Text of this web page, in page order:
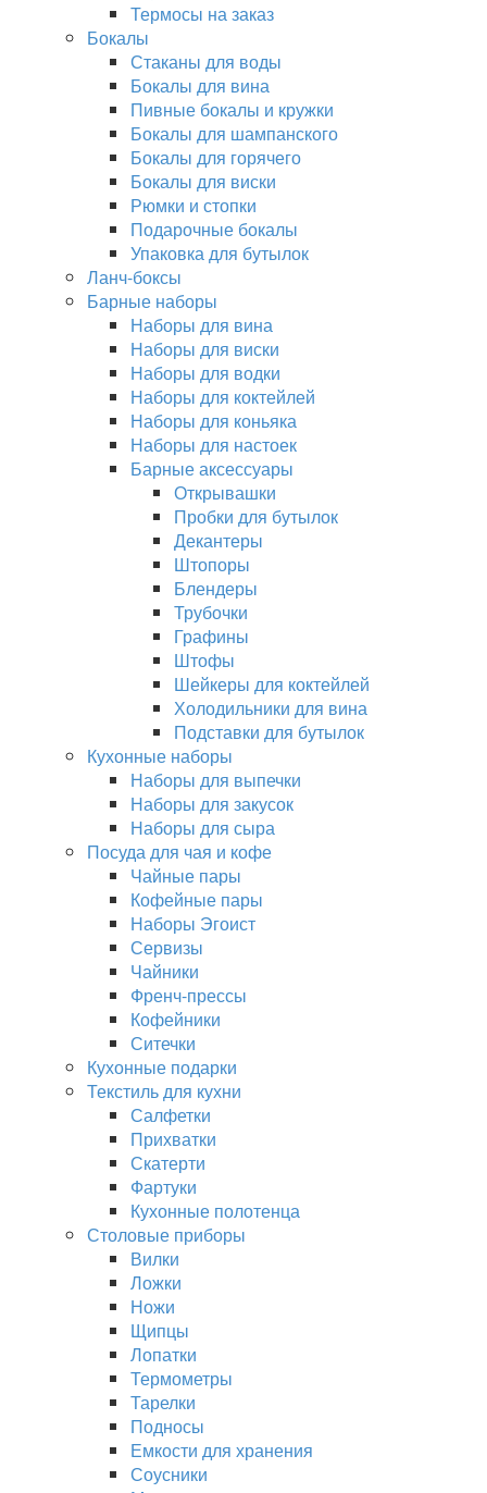
Термосы на заказ
Бокалы
Стаканы для воды
Бокалы для вина
Пивные бокалы и кружки
Бокалы для шампанского
Бокалы для горячего
Бокалы для виски
Рюмки и стопки
Подарочные бокалы
Упаковка для бутылок
Ланч-боксы
Барные наборы
Наборы для вина
Наборы для виски
Наборы для водки
Наборы для коктейлей
Наборы для коньяка
Наборы для настоек
Барные аксессуары
Открывашки
Пробки для бутылок
Декантеры
Штопоры
Блендеры
Трубочки
Графины
Штофы
Шейкеры для коктейлей
Холодильники для вина
Подставки для бутылок
Кухонные наборы
Наборы для выпечки
Наборы для закусок
Наборы для сыра
Посуда для чая и кофе
Чайные пары
Кофейные пары
Наборы Эгоист
Сервизы
Чайники
Френч-прессы
Кофейники
Ситечки
Кухонные подарки
Текстиль для кухни
Салфетки
Прихватки
Скатерти
Фартуки
Кухонные полотенца
Столовые приборы
Вилки
Ложки
Ножи
Щипцы
Лопатки
Термометры
Тарелки
Подносы
Емкости для хранения
Соусники